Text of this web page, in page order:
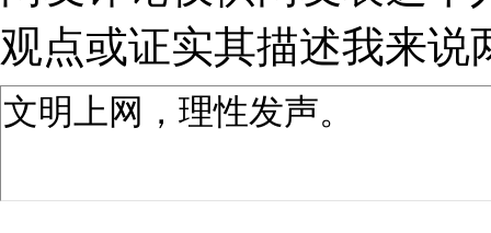
观点或证实其描述我来说